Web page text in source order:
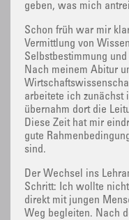
geben, was mich
Schon früh war mir
Vermittlung von
Selbstbestimmung
Nach meinem Abitur
arbeitete ich zunächst
übernahm dort die
Diese Zeit hat mir
gute
sind.
Der Wechsel ins
Schritt: Ich wollte
direkt mit jungen
Weg begleiten. Nach